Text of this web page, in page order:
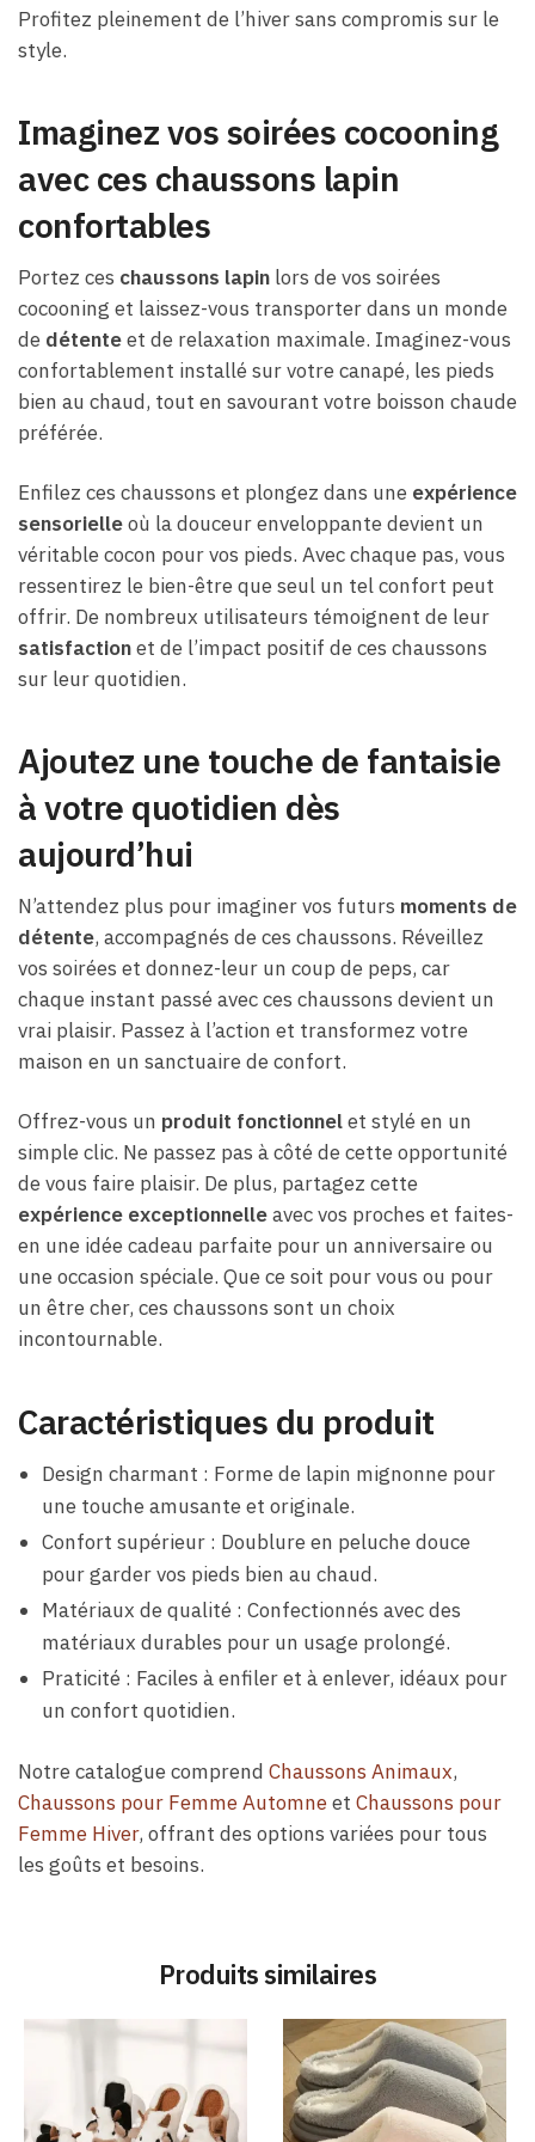
Profitez pleinement de l’hiver sans compromis sur le
style.
Imaginez vos soirées cocooning
avec ces chaussons lapin
confortables
Portez ces chaussons lapin lors de vos soirées
cocooning et laissez-vous transporter dans un monde
de détenteet de relaxation maximale. Imaginez-vous
confortablement installé sur votre canapé, les pieds
bien au chaud, tout en savourant votre boisson chaude
préférée.
Enfilez ces chaussons et plongez dans une expérience
sensorielleoù la douceur enveloppante devient un
véritable cocon pour vos pieds. Avec chaque pas, vous
ressentirez le bien-être que seul un tel confort peut
offrir. De nombreux utilisateurs témoignent de leur
satisfactionet de l’impact positif de ces chaussons
sur leur quotidien.
Ajoutez une touche de fantaisie
à votre quotidien dès
aujourd’hui
N’attendez plus pour imaginer vos futurs moments de
détente, accompagnés de ces chaussons. Réveillez
vos soirées et donnez-leur un coup de peps, car
chaque instant passé avec ces chaussons devient un
vrai plaisir. Passez à l’action et transformez votre
maison en un sanctuaire de confort.
Offrez-vous un produit fonctionnelet stylé en un
simple clic. Ne passez pas à côté de cette opportunité
de vous faire plaisir. De plus, partagez cette
expérience exceptionnelleavec vos proches et faites-
en une idée cadeau parfaite pour un anniversaire ou
une occasion spéciale. Que ce soit pour vous ou pour
un être cher, ces chaussons sont un choix
incontournable.
Caractéristiques du produit
Design charmant : Forme de lapin mignonne pour
une touche amusante et originale.
Confort supérieur : Doublure en peluche douce
pour garder vos pieds bien au chaud.
Matériaux de qualité : Confectionnés avec des
matériaux durables pour un usage prolongé.
Praticité : Faciles à enfiler et à enlever, idéaux pour
un confort quotidien.
Notre catalogue comprend Chaussons Animaux,
Chaussons pour Femme Automneet Chaussons pour
Femme Hiver, offrant des options variées pour tous
les goûts et besoins.
Produits similaires